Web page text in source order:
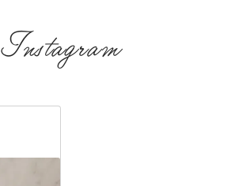
Instagram